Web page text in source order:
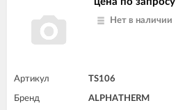
Нет в наличии
Артикул TS106
Бренд ALPHATHERM